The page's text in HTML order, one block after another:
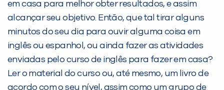
em casa para melhor obter resultados, e assim
alcançar seu objetivo. Então, que tal tirar alguns
minutos do seu dia para ouvir alguma coisa em
inglês ou espanhol, ou ainda fazer as atividades
enviadas pelo curso de inglês para fazer em casa?
Ler o material do curso ou, até mesmo, um livro de
acordo com o seu nível, assim como um grupo de